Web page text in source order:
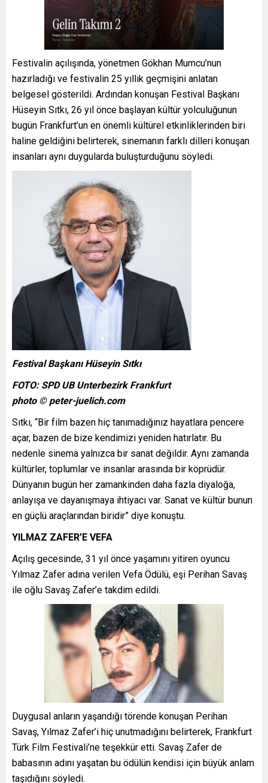
Festivalin açılışında, yönetmen Gökhan Mumcu’nun
hazırladığı ve festivalin 25 yıllık geçmişini anlatan
belgesel gösterildi. Ardından konuşan Festival Başkanı
Hüseyin Sıtkı, 26 yıl önce başlayan kültür yolculuğunun
bugün Frankfurt’un en önemli kültürel etkinliklerinden biri
haline geldiğini belirterek, sinemanın farklı dilleri konuşan
insanları aynı duygularda buluşturduğunu söyledi.
Festival Başkanı Hüseyin Sıtkı
FOTO: SPD UB Unterbezirk Frankfurt
photo © peter-juelich.com
Sıtkı, “Bir film bazen hiç tanımadığınız hayatlara pencere
açar, bazen de bize kendimizi yeniden hatırlatır. Bu
nedenle sinema yalnızca bir sanat değildir. Aynı zamanda
kültürler, toplumlar ve insanlar arasında bir köprüdür.
Dünyanın bugün her zamankinden daha fazla diyaloğa,
anlayışa ve dayanışmaya ihtiyacı var. Sanat ve kültür bunun
en güçlü araçlarından biridir” diye konuştu.
YILMAZ ZAFER’E VEFA
Açılış gecesinde, 31 yıl önce yaşamını yitiren oyuncu
Yılmaz Zafer adına verilen Vefa Ödülü, eşi Perihan Savaş
ile oğlu Savaş Zafer’e takdim edildi.
Duygusal anların yaşandığı törende konuşan Perihan
Savaş, Yılmaz Zafer’i hiç unutmadığını belirterek, Frankfurt
Türk Film Festivali’ne teşekkür etti. Savaş Zafer de
babasının adını yaşatan bu ödülün kendisi için büyük anlam
taşıdığını söyledi.